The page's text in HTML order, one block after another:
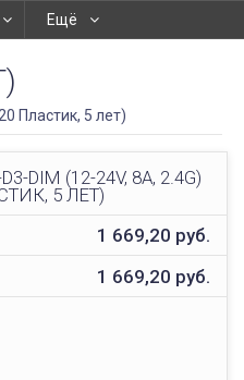
Ещё
Пластик, 5 лет)
DIM (12-24V, 8A, 2.4G)
5 ЛЕТ)
1 669,20 руб.
1 669,20 руб.